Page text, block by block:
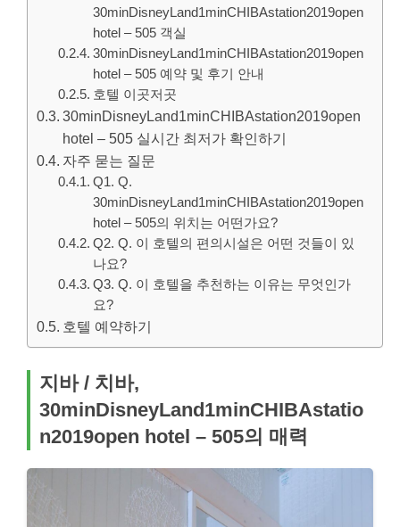
30minDisneyLand1minCHIBAstation2019open
hotel – 505 객실
30minDisneyLand1minCHIBAstation2019open
hotel – 505 예약 및 후기 안내
호텔 이곳저곳
30minDisneyLand1minCHIBAstation2019open
hotel – 505 실시간 최저가 확인하기
자주 묻는 질문
Q1. Q.
30minDisneyLand1minCHIBAstation2019open
hotel – 505의 위치는 어떤가요?
Q2. Q. 이 호텔의 편의시설은 어떤 것들이 있
나요?
Q3. Q. 이 호텔을 추천하는 이유는 무엇인가
요?
호텔 예약하기
지바 / 치바,
30minDisneyLand1minCHIBAstatio
n2019open hotel – 505의 매력